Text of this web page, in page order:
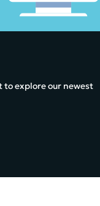
to explore our newest